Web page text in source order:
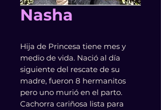
Nasha
Hija de Princesa tiene mes y
medio de vida. Nació al día
siguiente del rescate de su
madre, fueron 8 hermanitos
pero uno murió en el parto.
Cachorra cariñosa lista para